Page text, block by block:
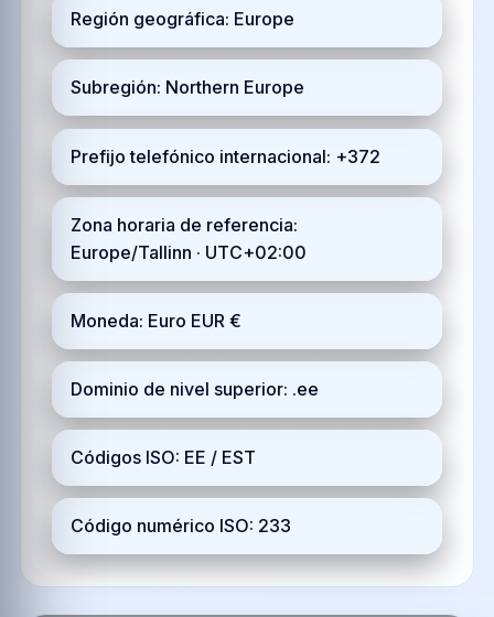
Región geográfica: Europe
Subregión: Northern Europe
Prefijo telefónico internacional: +372
Zona horaria de referencia:
Europe/Tallinn · UTC+02:00
Moneda: Euro EUR €
Dominio de nivel superior: .ee
Códigos ISO: EE / EST
Código numérico ISO: 233